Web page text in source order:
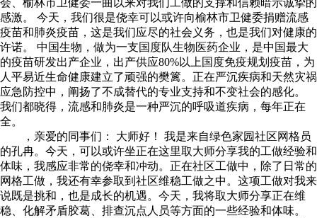
会、榆林市卫健委一曲以来对我们工做的支撑和信赖暗示诚挚的
感激。 今天，我们很是侥幸可以或许向榆林市卫健委捐赠流感
疫苗和肺炎疫苗，这是我们应尽的社会义务，也是我们对健康的
许诺。 中国生物，做为一支国度队生物医药企业，是中国最大
的疫苗研发出产企业，出产供应80%以上国度免疫规划疫苗，为
人平易近生命健康建立了顽强的樊篱。正在严沉疾病和天然灾祸
应急防控中，阐扬了不成替代的专业支持和不变社会的感化。
我们都晓得，流感和肺炎是一种严沉的呼吸道疾病，每年正在
全。
，亲爱的同事们： 大师好！ 我是来自绿色家园社区网格员
的孔冉。今天，可以或许坐正在这里取大师分享我的工做经验和
体味，我感应非常的侥幸和冲动。正在社区工做中，除了日常的
网格工做，我还有幸参取到社区维稳工做之中。这项工做对我来
说既是挑和，也是成长的机遇。今天，我将取大师分享正在维
稳、化解矛盾胶葛、排查沉点人员等方面的一些经验和体味。